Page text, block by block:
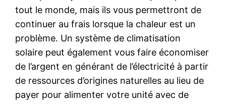
tout le monde, mais ils vous permettront de
continuer au frais lorsque la chaleur est un
problème. Un système de climatisation
solaire peut également vous faire économiser
de l’argent en générant de l’électricité à partir
de ressources d’origines naturelles au lieu de
payer pour alimenter votre unité avec de